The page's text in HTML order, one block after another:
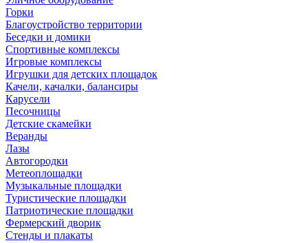
Горки
Благоустройство территории
Беседки и домики
Спортивные комплексы
Игровые комплексы
Игрушки для детских площадок
Качели, качалки, балансиры
Карусели
Песочницы
Детские скамейки
Веранды
Лазы
Автогородки
Метеоплощадки
Музыкальные площадки
Туристические площадки
Патриотические площадки
Фермерский дворик
Стенды и плакаты